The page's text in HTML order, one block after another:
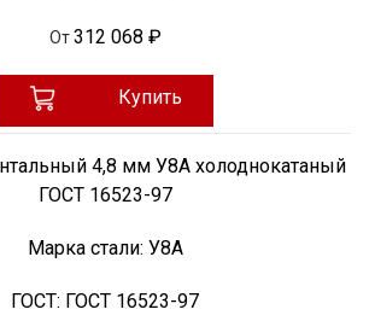
От 312 068 ₽
Купить
4,8 мм У8А холоднокатаный
ГОСТ 16523-97
Марка стали: У8А
ГОСТ: ГОСТ 16523-97